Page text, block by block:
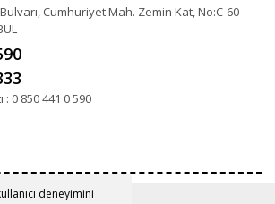
deneyimini
Cumhuriyet Mah. Zemin Kat, No:C-60
0 850 441 0 590